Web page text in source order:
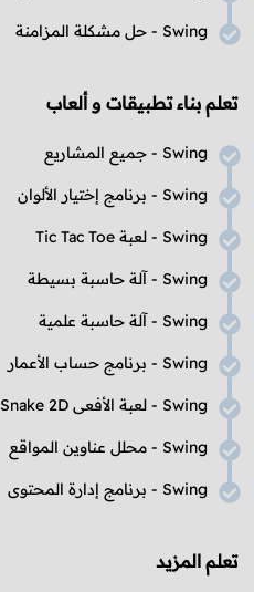
Swing - حل مشكلة المزامنة
تعلم بناء تطبيقات و ألعاب
Swing - جميع المشاريع
Swing - برنامج إختيار الألوان
Swing - لعبة Tic Tac Toe
Swing - آلة حاسبة بسيطة
Swing - آلة حاسبة علمية
Swing - برنامج حساب الأعمار
Swing - لعبة الأفعى Snake 2D
Swing - محلل عناوين المواقع
Swing - برنامج إدارة المحتوى
تعلم المزيد